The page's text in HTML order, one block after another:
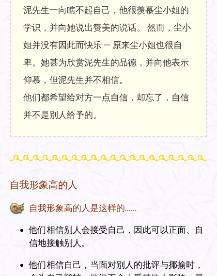
泥先生一向瞧不起自己，他很羡慕尘小姐的
学识，并向她说出赞美的说话。 然而，尘小
姐并没有因此而快乐 — 原来尘小姐也很自
卑。她甚为欣赏泥先生的品德，并向他表示
仰慕，但泥先生并不相信。
他们都希望给对方一点自信，却忘了，自信
并不是别人给予的。
自我形象高的人
自我形象高的人是这样的……
他们相信别人会接受自己，因此可以正面、自
信地接触别人。
他们相信自己，当面对别人的批评与揶揄时，